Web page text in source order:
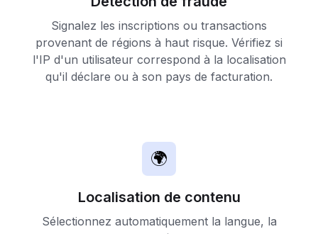
Signalez les inscriptions ou transactions
provenant de régions à haut risque. Vérifiez si
l'IP d'un utilisateur correspond à la localisation
qu'il déclare ou à son pays de facturation.
🌍
Localisation de contenu
Sélectionnez automatiquement la langue, la